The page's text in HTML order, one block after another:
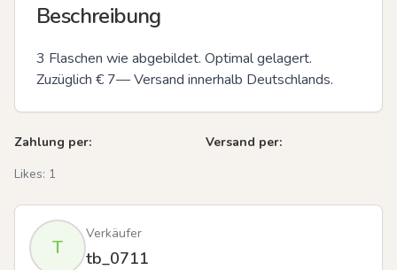
Beschreibung
3 Flaschen wie abgebildet. Optimal gelagert.
Zuzüglich € 7— Versand innerhalb Deutschlands.
Zahlung per:
Versand per:
Likes: 1
T
Verkäufer
tb_0711